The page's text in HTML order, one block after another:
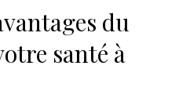
du
santé à